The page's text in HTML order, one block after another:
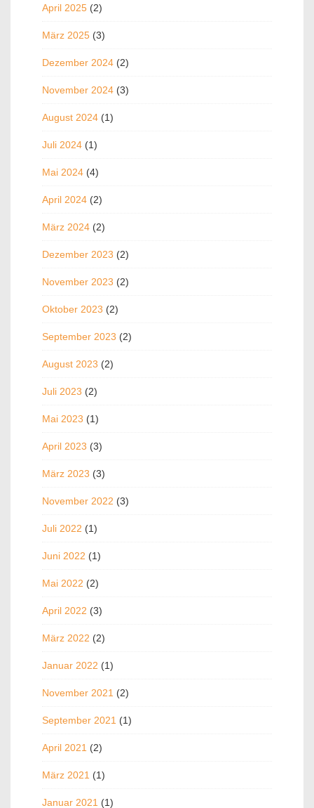
April 2025 (2)
März 2025 (3)
Dezember 2024 (2)
November 2024 (3)
August 2024 (1)
Juli 2024 (1)
Mai 2024 (4)
April 2024 (2)
März 2024 (2)
Dezember 2023 (2)
November 2023 (2)
Oktober 2023 (2)
September 2023 (2)
August 2023 (2)
Juli 2023 (2)
Mai 2023 (1)
April 2023 (3)
März 2023 (3)
November 2022 (3)
Juli 2022 (1)
Juni 2022 (1)
Mai 2022 (2)
April 2022 (3)
März 2022 (2)
Januar 2022 (1)
November 2021 (2)
September 2021 (1)
April 2021 (2)
März 2021 (1)
Januar 2021 (1)